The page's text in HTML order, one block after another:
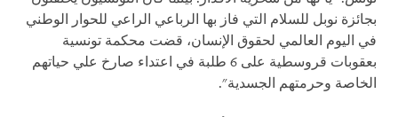
بجائزة نوبل للسلام التي فاز بها الرباعي الراعي للحوار الوطني
في اليوم العالمي لحقوق الإنسان، قضت محكمة تونسية
بعقوبات قروسطية على 6 طلبة في اعتداء صارخ علي حياتهم
الخاصة وحرمتهم الجسدية".